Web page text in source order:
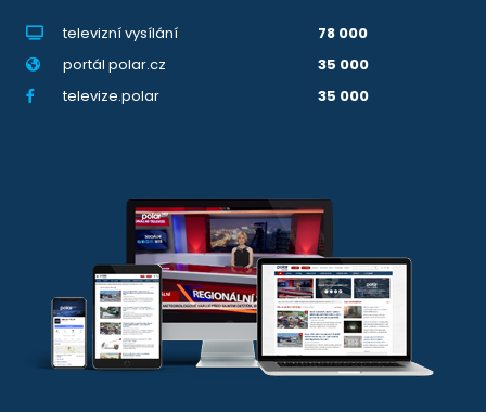
televizní vysílání
78 000
portál polar.cz
35 000
televize.polar
35 000